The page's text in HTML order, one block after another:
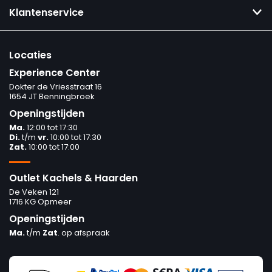
Prijs
€0
0
Vermogen
Klantenservice
Locaties
Experience Center
Dokter de Vriesstraat 16
1654 JT Benningbroek
Openingstijden
Ma.12:00 tot 17:30
Di.t/m vr.10:00 tot 17:30
Zat.10:00 tot 17:00
Outlet Kachels & Haarden
De Veken 121
1716 KG Opmeer
Openingstijden
Ma.t/m Zat. op afspraak